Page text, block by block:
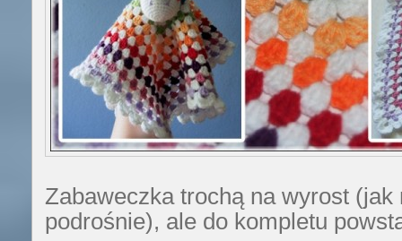
Zabaweczka trochą na wyrost (jak
podrośnie), ale do kompletu